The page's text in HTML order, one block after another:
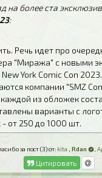
на более ста
:
Речь идет про
"Миража" с новыми
York Comic Con
компании "SMZ
из обложек
варианты с
от 250 до 1000 шт.
за пост (3) от: kita Rdan
Цитировать